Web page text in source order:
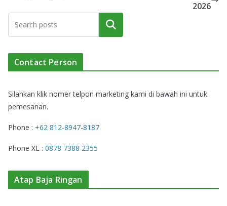
2026
Cari
Contact Person
Silahkan klik nomer telpon marketing kami di bawah ini untuk
pemesanan.
Phone : +62 812-8947-8187
Phone XL : 0878 7388 2355
Atap Baja Ringan